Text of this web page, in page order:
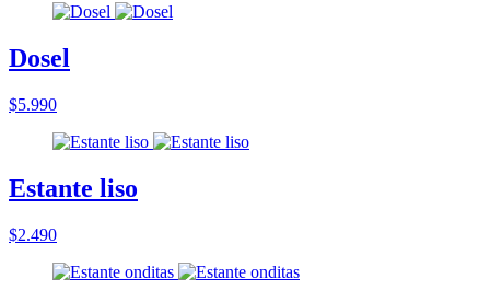
Dosel
$5.990
Estante liso
$2.490